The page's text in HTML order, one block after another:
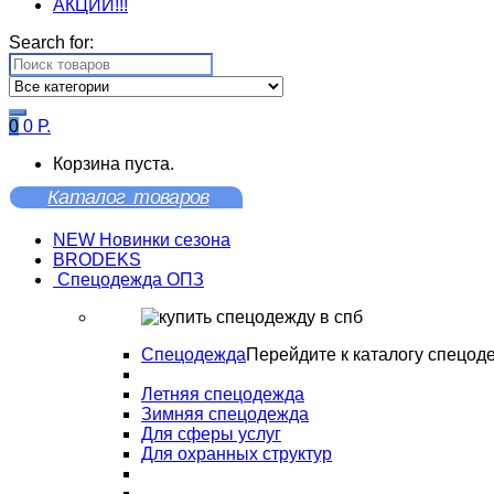
АКЦИИ!!!
Search for:
0 0 Р.
Корзина пуста.
Каталог товаров
NEW Новинки сезона
BRODEKS
Спецодежда ОПЗ
СпецодеждаПерейдите к каталогу
Летняя спецодежда
Зимняя спецодежда
Для сферы услуг
Для охранных структур